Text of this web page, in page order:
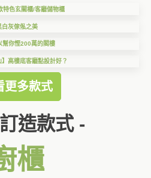
特色玄關櫃/客廳儲物櫃
白灰傢俬之美
幫你慳200萬的閣樓
】高樓底客廳點設計好？
更多款式
訂造款式 -
櫃